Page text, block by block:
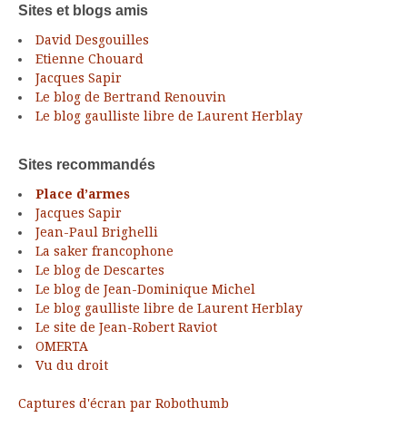
Sites et blogs amis
David Desgouilles
Etienne Chouard
Jacques Sapir
Le blog de Bertrand Renouvin
Le blog gaulliste libre de Laurent Herblay
Sites recommandés
Place d’armes
Jacques Sapir
Jean-Paul Brighelli
La saker francophone
Le blog de Descartes
Le blog de Jean-Dominique Michel
Le blog gaulliste libre de Laurent Herblay
Le site de Jean-Robert Raviot
OMERTA
Vu du droit
Captures d'écran par Robothumb